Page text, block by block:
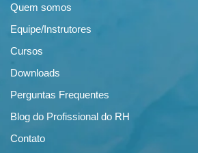
Quem somos
Equipe/Instrutores
Cursos
Downloads
Perguntas Frequentes
Blog do Profissional do RH
Contato